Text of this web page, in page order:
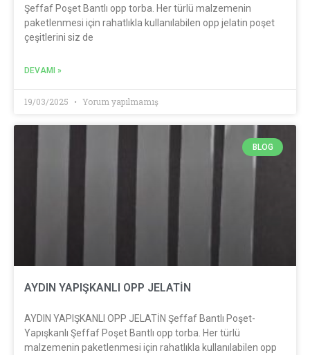
Şeffaf Poşet Bantlı opp torba. Her türlü malzemenin
paketlenmesi için rahatlıkla kullanılabilen opp jelatin poşet
çeşitlerini siz de
DEVAMI »
19/03/2025 Yorum yapılmamış
BLOG
AYDIN YAPIŞKANLI OPP JELATİN
AYDIN YAPIŞKANLI OPP JELATİN Şeffaf Bantlı Poşet-
Yapışkanlı Şeffaf Poşet Bantlı opp torba. Her türlü
malzemenin paketlenmesi için rahatlıkla kullanılabilen opp